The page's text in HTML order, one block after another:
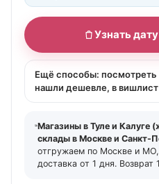
Узнать
Ещё способы: посмотреть
нашли дешевле, в вишлист
Магазины в Туле и Калуге
склады в Москве и Санкт-
отгружаем по Москве и
доставка от 1 дня. Возврат